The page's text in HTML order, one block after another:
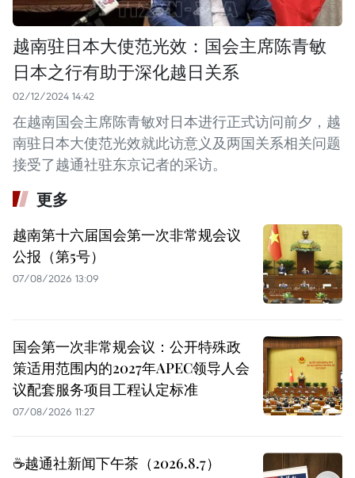
越南驻日本大使范光效：国会主席陈青敏
日本之行有助于深化越日关系
02/12/2024 14:42
在越南国会主席陈青敏对日本进行正式访问前夕，越
南驻日本大使范光效就此访意义及两国关系相关问题
接受了越通社驻东京记者的采访。
更多
越南第十六届国会第一次非常规会议
公报（第5号）
07/08/2026 13:09
国会第一次非常规会议：公开特殊政
策适用范围内的2027年APEC领导人会
议配套服务项目工程认定标准
07/08/2026 11:27
☕️越通社新闻下午茶（2026.8.7）